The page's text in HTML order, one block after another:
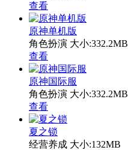
查看
原神单机版
角色扮演 大小:332.2MB
查看
原神国际服
角色扮演 大小:332.2MB
查看
夏之锁
经营养成 大小:132MB